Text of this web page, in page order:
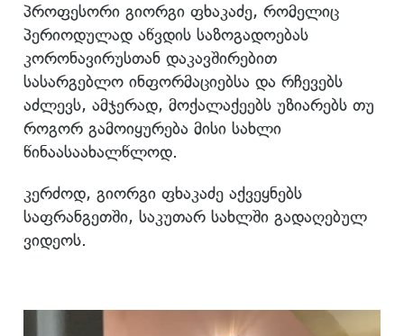
პროფესორი გიორგი ფხაკაძე, რომელიც
პერიოდულად აწვდის საზოგადოებას
კორონავირუსთან დაკავშირებით
სასარგებლო ინფორმაციებსა და რჩევებს
აძლევს, ამჯერად, მოქალაქეებს უზიარებს თუ
როგორ გამოიყურება მისი სახლი
წინაასაახალწლოდ.
კერძოდ, გიორგი ფხაკაძე აქვეყნებს
საფრანგეთში, საკუთარ სახლში გადაღებულ
ვიდეოს.